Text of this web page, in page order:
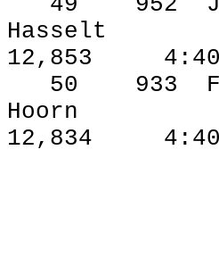
Hasselt
12,853
4:40
50
933
Hoorn
12,834
4:40